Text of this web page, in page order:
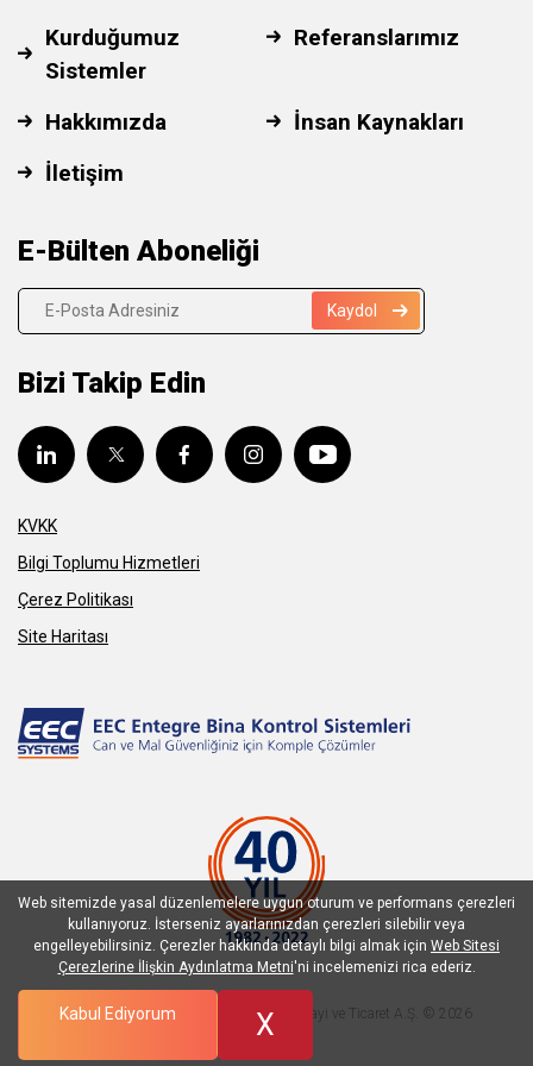
Kurduğumuz
Sistemler
Referanslarımız
Hakkımızda
İnsan Kaynakları
İletişim
E-Bülten Aboneliği
Kaydol
Bizi Takip Edin
KVKK
Bilgi Toplumu Hizmetleri
Çerez Politikası
Site Haritası
EEC Entegre Bina Kontrol Sistemleri Sanayi ve Ticaret A.Ş. © 2026
Web sitemizde yasal düzenlemelere uygun oturum ve performans çerezleri
kullanıyoruz. İsterseniz ayarlarınızdan çerezleri silebilir veya
engelleyebilirsiniz. Çerezler hakkında detaylı bilgi almak için Web Sitesi
Çerezlerine İlişkin Aydınlatma Metni'ni incelemenizi rica ederiz.
Kabul Ediyorum X